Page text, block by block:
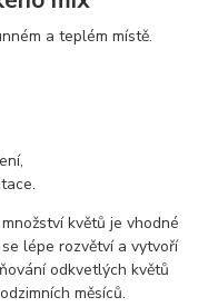
a teplém místě.
květů je vhodné
lépe rozvětví a vytvoří
odkvetlých květů
měsíců.